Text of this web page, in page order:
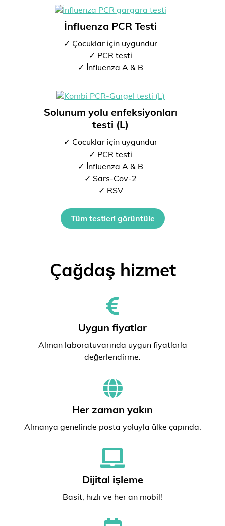
İnfluenza PCR Testi
✓ Çocuklar için uygundur
✓ PCR testi
✓ İnfluenza A & B
Solunum yolu enfeksiyonları
testi (L)
✓ Çocuklar için uygundur
✓ PCR testi
✓ İnfluenza A & B
✓ Sars-Cov-2
✓ RSV
Tüm testleri görüntüle
Çağdaş hizmet
Uygun fiyatlar
Alman laboratuvarında uygun fiyatlarla
değerlendirme.
Her zaman yakın
Almanya genelinde posta yoluyla ülke çapında.
Dijital işleme
Basit, hızlı ve her an mobil!